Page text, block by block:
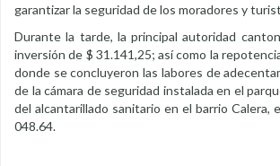
garantizar la seguridad de los moradores y
Durante la tarde, la principal autoridad
inversión de $ 31.141,25; así como la
donde se concluyeron las labores de
de la cámara de seguridad instalada en el
del alcantarillado sanitario en el barrio
048.64.